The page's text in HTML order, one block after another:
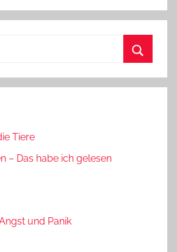
Tiere
– Das habe ich gelesen
und Panik